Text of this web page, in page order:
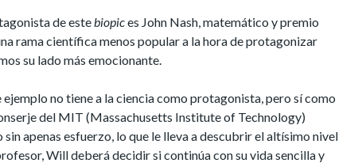
de este biopices John Nash, matemático y premio
rama científica menos popular a la hora de protagonizar
su lado más emocionante.
ejemplo no tiene a la ciencia como protagonista, pero sí como
del MIT (Massachusetts Institute of Technology)
apenas esfuerzo, lo que le lleva a descubrir el altísimo nivel
Will deberá decidir si continúa con su vida sencilla y